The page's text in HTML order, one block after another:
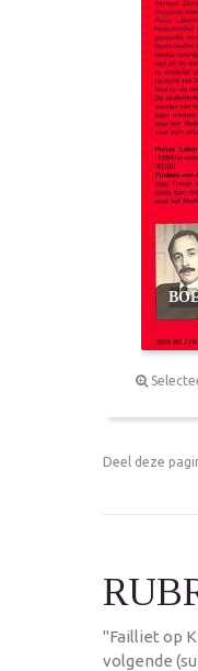
Deel deze
"Failliet op
volgende